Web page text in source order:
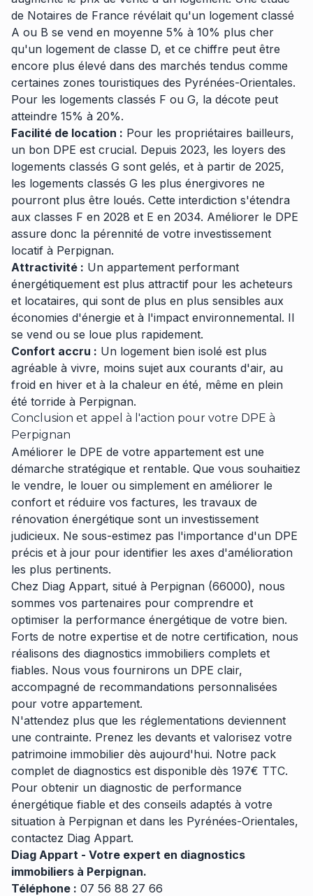
de Notaires de France révélait qu'un logement classé
A ou B se vend en moyenne 5% à 10% plus cher
qu'un logement de classe D, et ce chiffre peut être
encore plus élevé dans des marchés tendus comme
certaines zones touristiques des Pyrénées-Orientales.
Pour les logements classés F ou G, la décote peut
atteindre 15% à 20%.
Facilité de location : Pour les propriétaires bailleurs,
un bon DPE est crucial. Depuis 2023, les loyers des
logements classés G sont gelés, et à partir de 2025,
les logements classés G les plus énergivores ne
pourront plus être loués. Cette interdiction s'étendra
aux classes F en 2028 et E en 2034. Améliorer le DPE
assure donc la pérennité de votre investissement
locatif à Perpignan.
Attractivité : Un appartement performant
énergétiquement est plus attractif pour les acheteurs
et locataires, qui sont de plus en plus sensibles aux
économies d'énergie et à l'impact environnemental. Il
se vend ou se loue plus rapidement.
Confort accru : Un logement bien isolé est plus
agréable à vivre, moins sujet aux courants d'air, au
froid en hiver et à la chaleur en été, même en plein
été torride à Perpignan.
Conclusion et appel à l'action pour votre DPE à
Perpignan
Améliorer le DPE de votre appartement est une
démarche stratégique et rentable. Que vous souhaitiez
le vendre, le louer ou simplement en améliorer le
confort et réduire vos factures, les travaux de
rénovation énergétique sont un investissement
judicieux. Ne sous-estimez pas l'importance d'un DPE
précis et à jour pour identifier les axes d'amélioration
les plus pertinents.
Chez Diag Appart, situé à Perpignan (66000), nous
sommes vos partenaires pour comprendre et
optimiser la performance énergétique de votre bien.
Forts de notre expertise et de notre certification, nous
réalisons des diagnostics immobiliers complets et
fiables. Nous vous fournirons un DPE clair,
accompagné de recommandations personnalisées
pour votre appartement.
N'attendez plus que les réglementations deviennent
une contrainte. Prenez les devants et valorisez votre
patrimoine immobilier dès aujourd'hui. Notre pack
complet de diagnostics est disponible dès 197€ TTC.
Pour obtenir un diagnostic de performance
énergétique fiable et des conseils adaptés à votre
situation à Perpignan et dans les Pyrénées-Orientales,
contactez Diag Appart.
Diag Appart - Votre expert en diagnostics
immobiliers à Perpignan.
Téléphone : 07 56 88 27 66